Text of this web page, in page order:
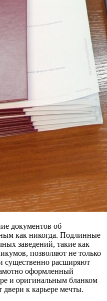
документов об
как никогда. Подлинные
заведений, такие как
позволяют не только
существенно расширяют
оформленный
и оригинальным бланком
к карьере мечты.